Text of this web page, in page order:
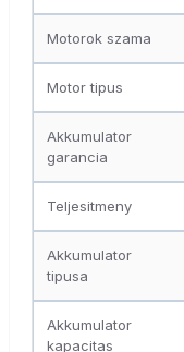
Motorok szama
Motor tipus
Akkumulator
garancia
Teljesitmeny
Akkumulator
tipusa
Akkumulator
kapacitas